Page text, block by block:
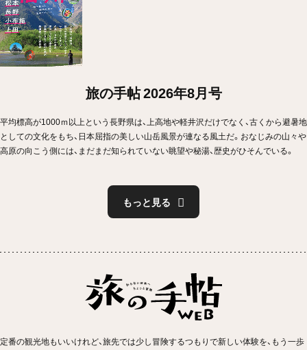
旅の手帖 2026年8月号
平均標高が1000ｍ以上という長野県は、上高地や軽井沢だけでなく、古くから避暑地
としての文化をもち、日本屈指の美しい山岳風景が連なる風土だ。おなじみの山々や
高原の向こう側には、まだまだ知られていない眺望や秘湯、歴史がひそんでいる。
もっと見る
定番の観光地もいいけれど、旅先では少し冒険するつもりで新しい体験を、もう一歩